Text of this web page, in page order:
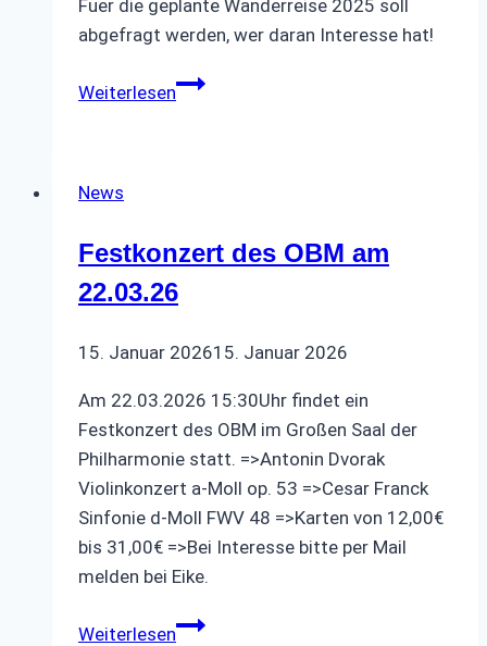
Fuer die geplante Wanderreise 2025 soll
abgefragt werden, wer daran Interesse hat!
WeiterlesenWanderreise
News
Festkonzert des OBM am
22.03.26
15. Januar 202615. Januar 2026
Am 22.03.2026 15:30Uhr findet ein
Festkonzert des OBM im Großen Saal der
Philharmonie statt. =>Antonin Dvorak
Violinkonzert a-Moll op. 53 =>Cesar Franck
Sinfonie d-Moll FWV 48 =>Karten von 12,00€
bis 31,00€ =>Bei Interesse bitte per Mail
melden bei Eike.
WeiterlesenFestkonzert